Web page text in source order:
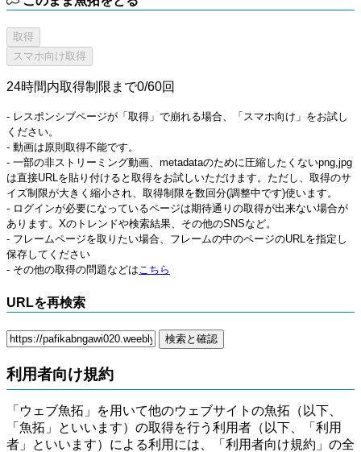
24時間内取得制限まで0/60回
- レスポンシブページが「取得」で崩れる場合、「スマホ向け」をお試し
ください。
- 動画は原則取得不能です。
- 一部の非ストリーミング動画、metadataのために圧縮したくないpng,jpg
は直接URLを貼り付けると取得をお試しいただけます。ただし、取得のサ
イズ制限が大きく縮小され、取得制限を数回分(調整中です)使います。
- ログインが必要になっているページは期待通りの取得が出来ない場合が
あります。Xのトレンドや検索結果、その他のSNSなど。
- フレームページを取りたい場合、フレームの中のページのURLを指定し
保存してください
- その他の取得の問題などはこちら
URLを再検索
利用者向け規約
「ウェブ魚拓」を用いて他のウェブサイトの魚拓（以下、
「魚拓」といいます）の取得を行う利用者（以下、「利用
者」といいます）による利用には、「利用者向け規約」の全